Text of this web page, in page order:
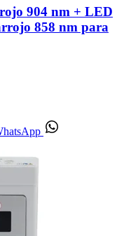
904 nm + LED
858 nm para